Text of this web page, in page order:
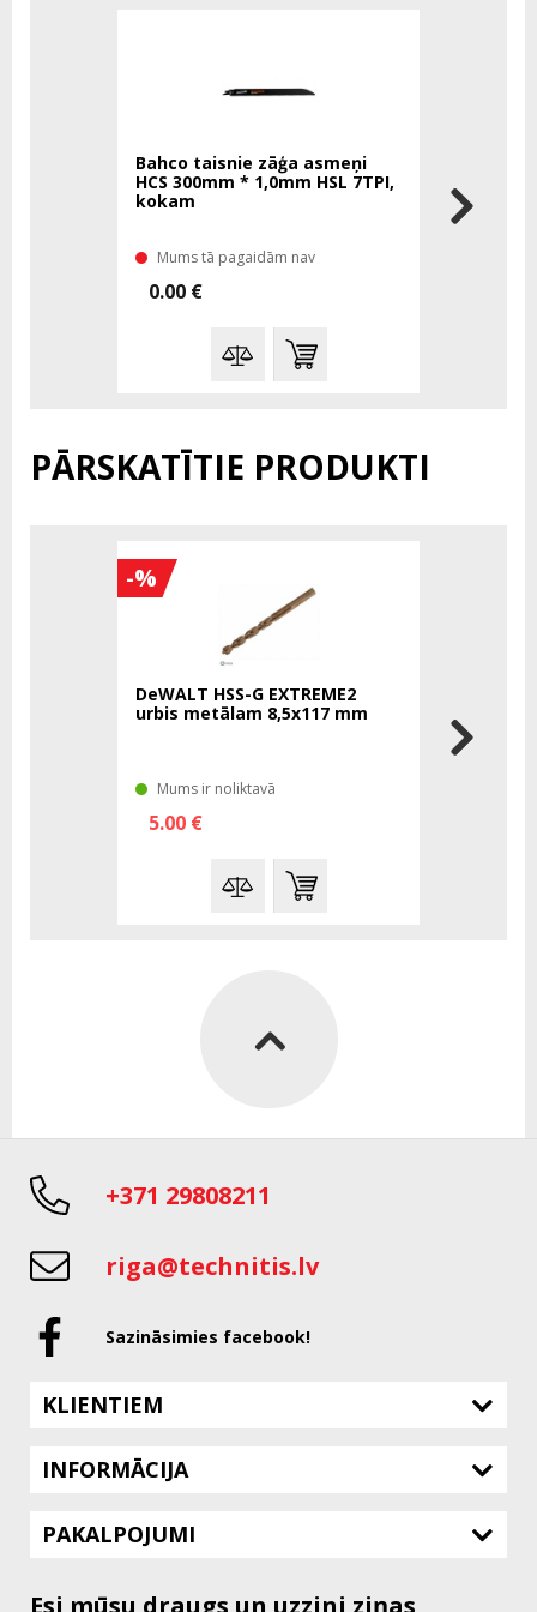
Bahco taisnie zāģa asmeņi
HCS 300mm * 1,0mm HSL 7TPI,
kokam
Mums tā pagaidām nav
0.00 €
PĀRSKATĪTIE PRODUKTI
-%
DeWALT HSS-G EXTREME2
urbis metālam 8,5x117 mm
Mums ir noliktavā
5.00 €
+371 29808211
riga@technitis.lv
Sazināsimies facebook!
KLIENTIEM
INFORMĀCIJA
PAKALPOJUMI
Esi mūsu draugs un uzzini ziņas